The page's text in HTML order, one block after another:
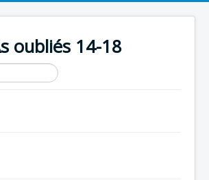
oubliés 14-18